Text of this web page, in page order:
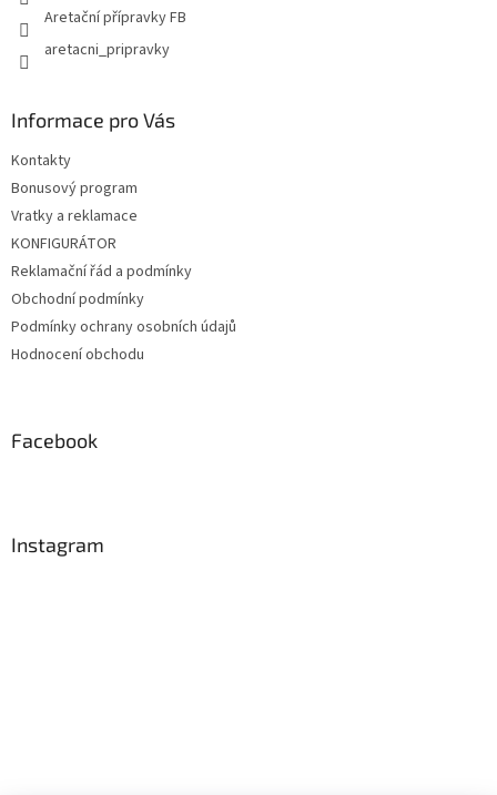
Aretační přípravky FB
aretacni_pripravky
Informace pro Vás
Kontakty
Bonusový program
Vratky a reklamace
KONFIGURÁTOR
Reklamační řád a podmínky
Obchodní podmínky
Podmínky ochrany osobních údajů
Hodnocení obchodu
Facebook
Instagram